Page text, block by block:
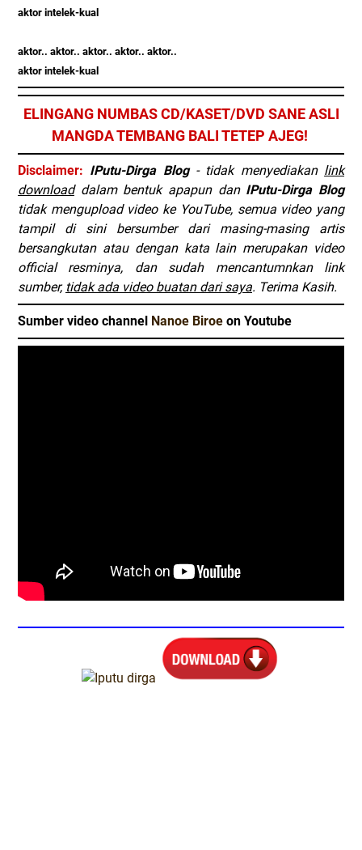
aktor intelek-kual
aktor.. aktor.. aktor.. aktor.. aktor..
aktor intelek-kual
ELINGANG NUMBAS CD/KASET/DVD SANE ASLI
MANGDA TEMBANG BALI TETEP AJEG!
Disclaimer: IPutu-Dirga Blog- tidak menyediakan link
downloaddalam bentuk apapun dan IPutu-Dirga Blog
tidak mengupload video ke YouTube, semua video yang
tampil di sini bersumber dari masing-masing artis
bersangkutan atau dengan kata lain merupakan video
official resminya, dan sudah mencantumnkan link
sumber, tidak ada video buatan dari saya. Terima Kasih.
Sumber video channel Nanoe Biroe on Youtube